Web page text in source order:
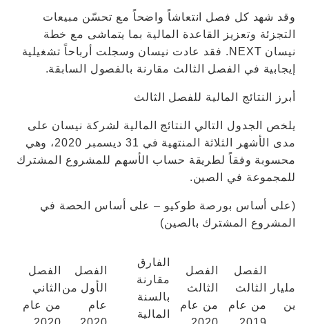
وقد شهد كل فصل انتعاشاً واضحاً مع تحسّن مبيعات
التجزئة وتعزيز القاعدة المالية بما يتماشى مع خطة
نيسان NEXT. فقد عادت نيسان وسجلت أرباحاً تشغيلية
إيجابية في الفصل الثالث مقارنة بالفصول السابقة.
أبرز النتائج المالية للفصل الثالث
يلخص الجدول التالي النتائج المالية لشركة نيسان على
مدى الأشهر الثلاثة المنتهية في 31 ديسمبر 2020، وهي
محسوبة وفقاً لطريقة حساب الأسهم للمشروع المشترك
للمجموعة في الصين.
(على أساس بورصة طوكيو – على أساس الحصة في
المشروع المشترك بالصين)
مليار
ين
الفصل
الثالث
من عام
الفصل
الثالث
من عام
الفارق
مقارنة
بالسنة
المالية
الفصل
الأول من
عام
الفصل
الثاني
من عام